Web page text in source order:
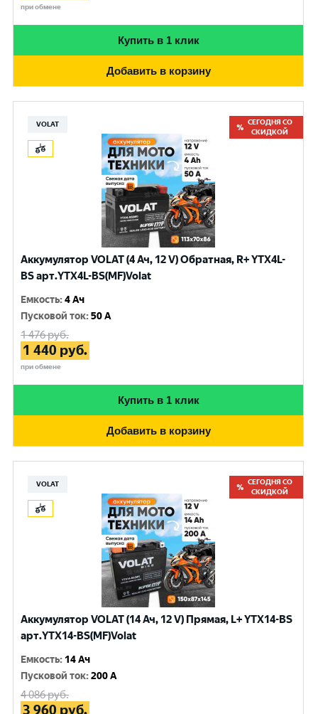
при обмене
Купить в 1 клик
Добавить в корзину
VOLAT
СЕГОДНЯ СО
СКИДКОЙ
Аккумулятор VOLAT (4 Ач, 12 V) Обратная, R+ YTX4L-
BS арт.YTX4L-BS(MF)Volat
Емкость:4 Ач
Пусковой ток:50 A
1 476руб.
1 440 руб.
при обмене
Купить в 1 клик
Добавить в корзину
VOLAT
СЕГОДНЯ СО
СКИДКОЙ
Аккумулятор VOLAT (14 Ач, 12 V) Прямая, L+ YTX14-BS
арт.YTX14-BS(MF)Volat
Емкость: 14 Ач
Пусковой ток:200 A
4 086руб.
3 960 руб.